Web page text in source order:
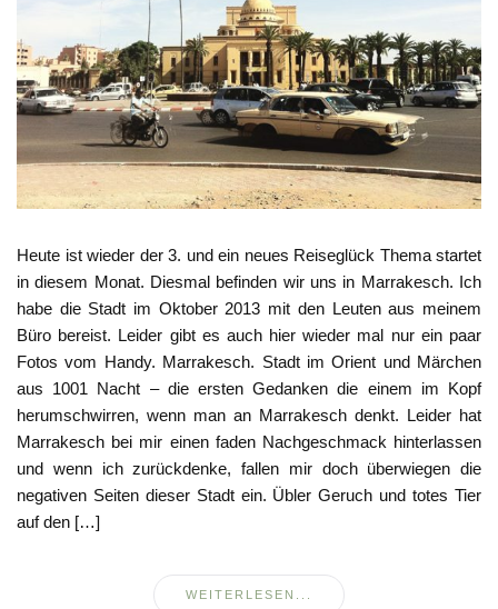
Heute ist wieder der 3. und ein neues Reiseglück Thema startet
in diesem Monat. Diesmal befinden wir uns in Marrakesch. Ich
habe die Stadt im Oktober 2013 mit den Leuten aus meinem
Büro bereist. Leider gibt es auch hier wieder mal nur ein paar
Fotos vom Handy. Marrakesch. Stadt im Orient und Märchen
aus 1001 Nacht – die ersten Gedanken die einem im Kopf
herumschwirren, wenn man an Marrakesch denkt. Leider hat
Marrakesch bei mir einen faden Nachgeschmack hinterlassen
und wenn ich zurückdenke, fallen mir doch überwiegen die
negativen Seiten dieser Stadt ein. Übler Geruch und totes Tier
auf den […]
WEITERLESEN...